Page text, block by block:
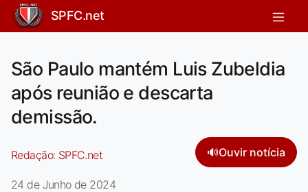
SPFC.net
São Paulo mantém Luis Zubeldia
após reunião e descarta
demissão.
Redação: SPFC.net 🔊Ouvir notícia
24 de Junho de 2024